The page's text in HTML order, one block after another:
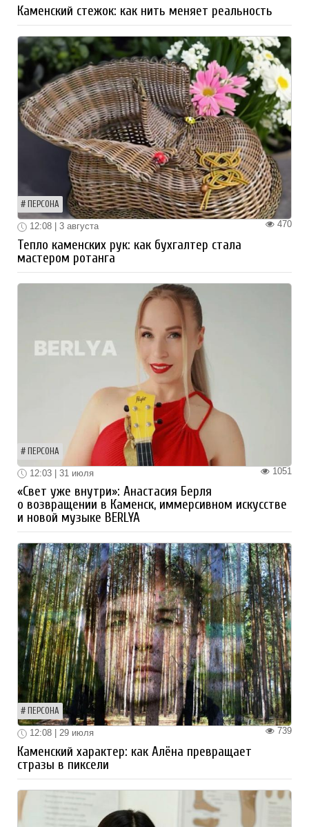
Каменский стежок: как нить меняет реальность
ПЕРСОНА
470
12:08 | 3 августа
Тепло каменских рук: как бухгалтер стала
мастером ротанга
ПЕРСОНА
1051
12:03 | 31 июля
«Свет уже внутри»: Анастасия Берля
о возвращении в Каменск, иммерсивном искусстве
и новой музыке BERLYA
ПЕРСОНА
739
12:08 | 29 июля
Каменский характер: как Алёна превращает
стразы в пиксели